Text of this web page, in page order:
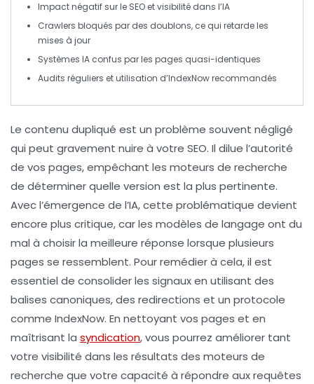
Impact négatif sur le SEO et visibilité dans l’IA
Crawlers bloqués par des doublons, ce qui retarde les
mises à jour
Systèmes IA confus par les pages quasi-identiques
Audits réguliers et utilisation d’IndexNowrecommandés
Le contenu dupliqué est un problème souvent négligé
qui peut gravement nuire à votre SEO. Il dilue l’autorité
de vos pages, empêchant les moteurs de recherche
de déterminer quelle version est la plus pertinente.
Avec l’émergence de l’IA, cette problématique devient
encore plus critique, car les modèles de langage ont du
mal à choisir la meilleure réponse lorsque plusieurs
pages se ressemblent. Pour remédier à cela, il est
essentiel de consolider les signauxen utilisant des
balises canoniques, des redirections et un protocole
comme IndexNow. En nettoyant vos pages et en
maîtrisant la syndication, vous pourrez améliorer tant
votre visibilité dans les résultats des moteurs de
recherche que votre capacité à répondre aux requêtes